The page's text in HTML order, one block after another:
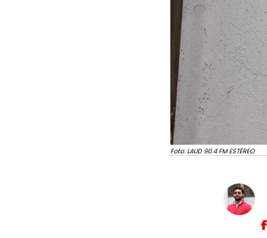
Foto: LAUD 90.4 FM ESTÉREO